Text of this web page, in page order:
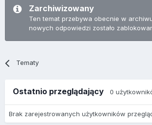
Zarchiwizowany
Ten temat przebywa obecnie w
nowych odpowiedzi zostało
Tematy
Ostatnio przeglądający 0
Brak zarejestrowanych użytkowników